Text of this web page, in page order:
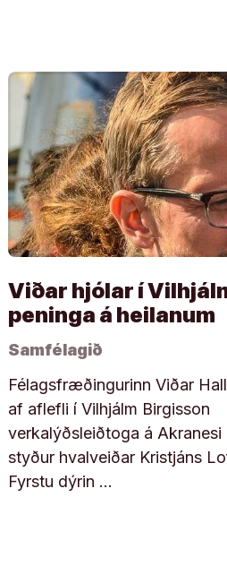
Viðar hjólar í
peninga á heilanum
Samfélagið
Félagsfræðingurinn Viðar
af aflefli í Vilhjálm Birgisson
verkalýðsleiðtoga á Akranesi
styður hvalveiðar Kristjáns
Fyrstu dýrin …